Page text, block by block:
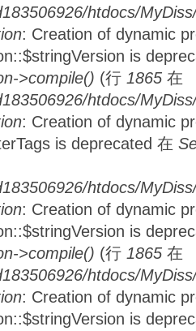
htdocs/
: Creation of dynamic
is
>compile() (行 1865 在
htdocs/
: Creation of dynamic
is deprecated 在
htdocs/
: Creation of dynamic
is
>compile() (行 1865 在
htdocs/
: Creation of dynamic
is